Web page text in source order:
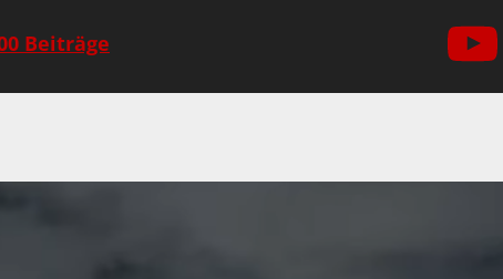
Beiträge